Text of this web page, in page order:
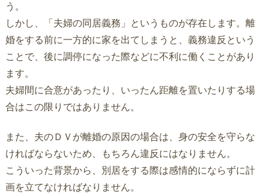
う。
しかし、「夫婦の同居義務」というものが存在します。離
婚をする前に一方的に家を出てしまうと、義務違反という
ことで、後に調停になった際などに不利に働くことがあり
ます。
夫婦間に合意があったり、いったん距離を置いたりする場
合はこの限りではありません。
また、夫のＤＶが離婚の原因の場合は、身の安全を守らな
ければならないため、もちろん違反にはなりません。
こういった背景から、別居をする際は感情的にならずに計
画を立てなければなりません。